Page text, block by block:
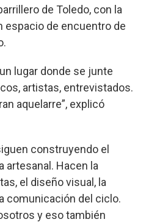
de Toledo, con la
espacio de encuentro de
lugar donde se junte
artistas, entrevistados.
aquelarre”, explicó
construyendo el
artesanal. Hacen la
el diseño visual, la
comunicación del ciclo.
y eso también